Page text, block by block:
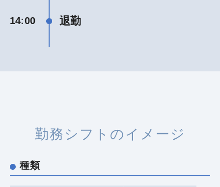
14:00 退勤
勤務シフトのイメージ
種類